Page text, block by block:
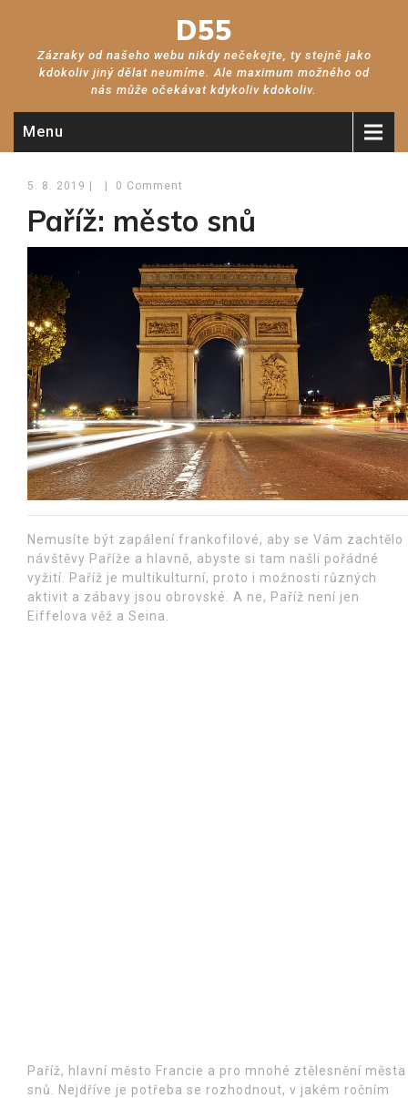
D55
Zázraky od našeho webu nikdy nečekejte, ty stejně jako
kdokoliv jiný dělat neumíme. Ale maximum možného od
nás může očekávat kdykoliv kdokoliv.
Menu
5. 8. 2019 0 Comment
Paříž: město snů
Nemusíte být zapálení frankofilové, aby se Vám zachtělo
návštěvy Paříže a hlavně, abyste si tam našli pořádné
vyžití. Paříž je multikulturní, proto i možnosti různých
aktivit a zábavy jsou obrovské. A ne, Paříž není jen
Eiffelova věž a Seina.
Paříž, hlavní město Francie a pro mnohé ztělesnění města
snů. Nejdříve je potřeba se rozhodnout, v jakém ročním